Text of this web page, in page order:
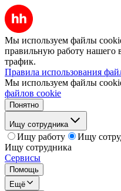
Мы используем файлы
правильную работу нашего
трафик.
Правила использования
Мы используем файлы
файлов cookie
Понятно
Ищу сотрудника
Ищу работу
Ищу
Ищу сотрудника
Сервисы
Помощь
Ещё